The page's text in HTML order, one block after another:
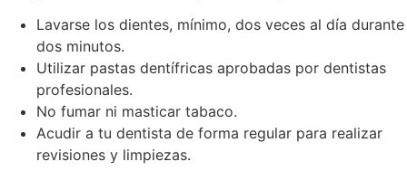
Lavarse los dientes, mínimo, dos veces al día durante
dos minutos.
Utilizar pastas dentífricas aprobadas por dentistas
profesionales.
No fumar ni masticar tabaco.
Acudir a tu dentista de forma regular para realizar
revisiones y limpiezas.